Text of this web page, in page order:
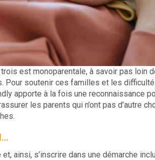
est monoparentale, à savoir pas loin
Pour soutenir ces familles et les
apporte à la fois une reconnaissance
les parents qui n’ont pas d’autre
ainsi, s’inscrire dans une démarche